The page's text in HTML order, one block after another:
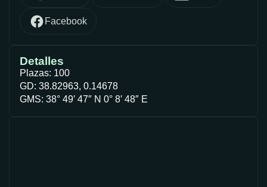
Facebook
Detalles
Plazas: 100
GD: 38.82963, 0.14678
GMS: 38° 49′ 47″ N 0° 8′ 48″ E